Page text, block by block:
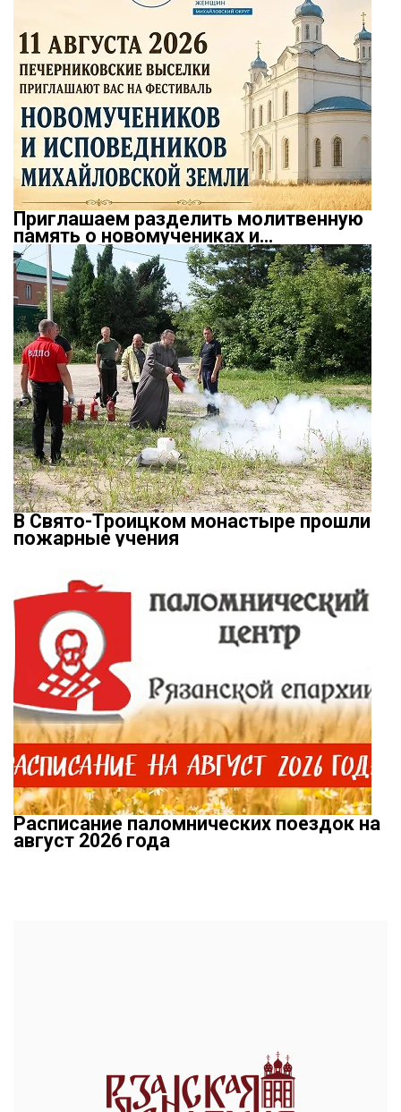
Приглашаем разделить молитвенную
память о новомучениках и…
В Свято-Троицком монастыре прошли
пожарные учения
Расписание паломнических поездок на
август 2026 года